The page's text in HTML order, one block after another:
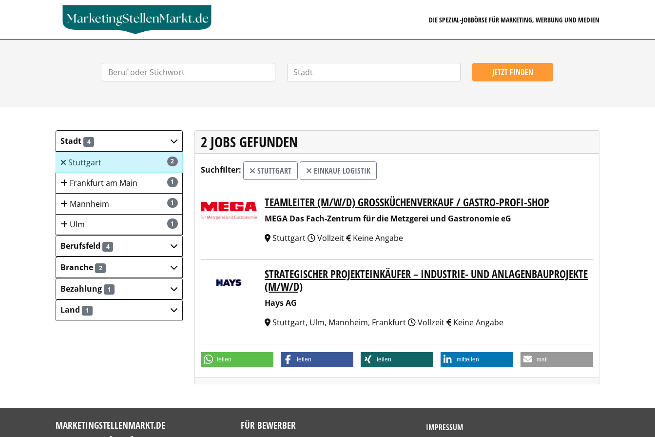
DIE SPEZIAL-JOBBÖRSE FÜR MARKETING, WERBUNG UND MEDIEN
JETZT FINDEN
Stadt 4
2
Stuttgart
1
Frankfurt am Main
1
Mannheim
1
Ulm
Berufsfeld
4
Branche 2
Bezahlung 1
Land 1
2 JOBS GEFUNDEN
Suchfilter: STUTTGART EINKAUF LOGISTIK
MEGA Das Fach-Zentrum für die Metzgerei und Gastronomie eG
TEAMLEITER (M/W/D) GROSSKÜCHENVERKAUF / GASTRO-PROFI-SHOP
MEGA Das Fach-Zentrum für die Metzgerei und Gastronomie eG
Stuttgart
Vollzeit Keine Angabe
STRATEGISCHER PROJEKTEINKÄUFER – INDUSTRIE- UND ANLAGENBAUPROJEKTE
(M/W/D)
Hays AG
Stuttgart, Ulm, Mannheim, Frankfurt
Vollzeit Keine Angabe
teilen teilen teilen mitteilen mail
MARKETINGSTELLENMARKT.DE FÜR BEWERBER IMPRESSUM